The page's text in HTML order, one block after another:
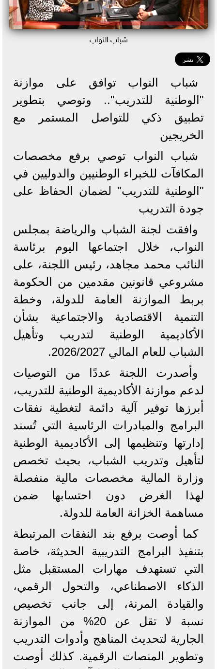
شباب النواب
شباب النواب توافق على موازنة
"الوطنية للتدريب".. وتوصي بتطوير
تطبيق ذكي للتواصل المستمر مع
الخريجين
شباب النواب توصي برفع مخصصات
المكافآت للخبراء الوطنيين والدوليين في
"الوطنية للتدريب" لضمان الحفاظ على
جودة التدريب
وافقت لجنة الشباب والرياضة بمجلس
النواب، خلال اجتماعها اليوم برئاسة
النائب محمد مجاهد، رئيس اللجنة، على
مشروعي قانونين مقدمين من الحكومة
بربط الموازنة العامة للدولة، وخطة
التنمية الاقتصادية والاجتماعية بشأن
الأكاديمية الوطنية لتدريب وتأهيل
الشباب للعام المالي 2026/2027.
وأصدرت اللجنة عددًا من التوصيات
لدعم موازنة الأكاديمية الوطنية للتدريب،
أبرزها توفير آلية دائمة لتغطية نفقات
البرامج والمبادرات الرئاسية التي تُسند
إدارتها وتنظيمها إلى الأكاديمية الوطنية
لتأهيل وتدريب الشباب، بحيث تخصص
وزارة المالية مخصصات مالية منفصلة
لهذا الغرض دون احتسابها ضمن
مساهمة الخزانة العامة للدولة.
كما أوصت برفع بند النفقات المرتبطة
بتنفيذ البرامج التدريبية الحديثة، خاصة
التي تستهدف مهارات المستقبل مثل
الذكاء الاصطناعي، والتحول الرقمي،
والقيادة المرنة، إلى جانب تخصيص
نسبة لا تقل عن 20% من الموازنة
الجارية لتحديث المناهج وأدوات التدريب
وتطوير المنصات الرقمية. كذلك أوصت